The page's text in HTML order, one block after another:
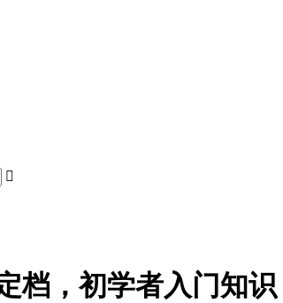

档，初学者入门知识